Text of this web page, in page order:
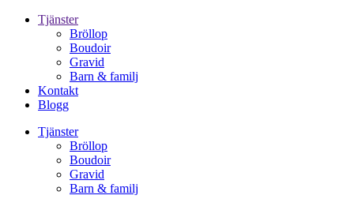
Tjänster
Bröllop
Boudoir
Gravid
Barn & familj
Kontakt
Blogg
Tjänster
Bröllop
Boudoir
Gravid
Barn & familj